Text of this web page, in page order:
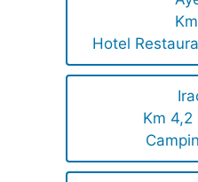
Hotel
Km 4,2